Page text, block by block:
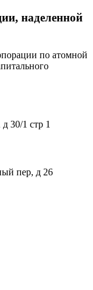
наделенной
по атомной
30/1 стр 1
пер, д 26